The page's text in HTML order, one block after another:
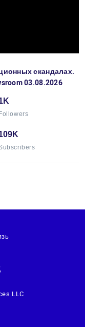
скандалах.
03.08.2026
Followers
LLC